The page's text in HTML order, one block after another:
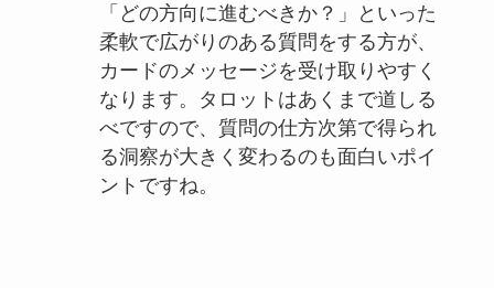
「どの方向に進むべきか？」といった
柔軟で広がりのある質問をする方が、
カードのメッセージを受け取りやすく
なります。タロットはあくまで道しる
べですので、質問の仕方次第で得られ
る洞察が大きく変わるのも面白いポイ
ントですね。